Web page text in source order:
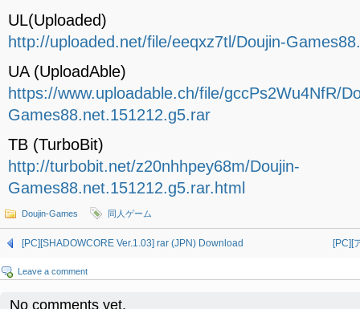
UL(Uploaded)
http://uploaded.net/file/eeqxz7tl/Doujin-
UA (UploadAble)
https://www.uploadable.ch/file/gccPs2Wu4NfR/
Games88.net.151212.g5.rar
TB (TurboBit)
http://turbobit.net/z20nhhpey68m/Doujin-
Games88.net.151212.g5.rar.html
Doujin-Games 同人ゲーム
[PC][SHADOWCORE Ver.1.03] rar (JPN) Download [PC][
Leave a comment
No comments yet.